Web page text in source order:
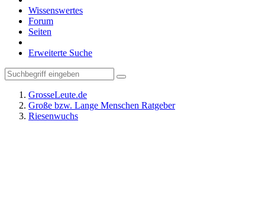
Wissenswertes
Forum
Seiten
Erweiterte Suche
GrosseLeute.de
Große bzw. Lange Menschen Ratgeber
Riesenwuchs